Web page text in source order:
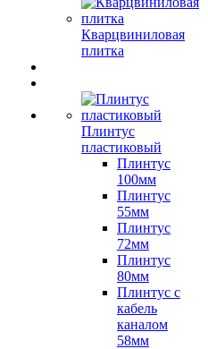
Кварцвиниловая
плитка
Плинтус
пластиковый
Плинтус
100мм
Плинтус
55мм
Плинтус
72мм
Плинтус
80мм
Плинтус с
кабель
каналом
58мм